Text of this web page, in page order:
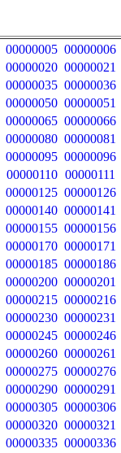
00000005 00000006
00000020 00000021
00000035 00000036
00000050 00000051
00000065 00000066
00000080 00000081
00000095 00000096
00000110 00000111
00000125 00000126
00000140 00000141
00000155 00000156
00000170 00000171
00000185 00000186
00000200 00000201
00000215 00000216
00000230 00000231
00000245 00000246
00000260 00000261
00000275 00000276
00000290 00000291
00000305 00000306
00000320 00000321
00000335 00000336